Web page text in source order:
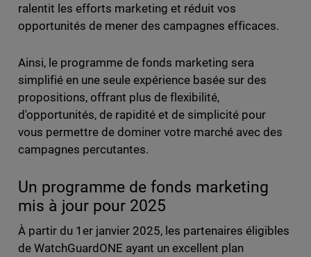
ralentit les efforts marketing et réduit vos
opportunités de mener des campagnes efficaces.
Ainsi, le programme de fonds marketing sera
simplifié en une seule expérience basée sur des
propositions, offrant plus de flexibilité,
d'opportunités, de rapidité et de simplicité pour
vous permettre de dominer votre marché avec des
campagnes percutantes.
Un programme de fonds marketing
mis à jour pour 2025
À partir du 1er janvier 2025, les partenaires éligibles
de WatchGuardONE ayant un excellent plan